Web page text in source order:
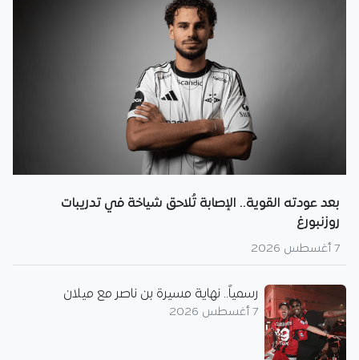
بعد عودته القوية.. الإصابة تُلاحق شياخة في تدريبات
روزنبورغ
7 أغسطس 2026
رسمياً.. نهاية مسيرة بن ناصر مع ميلان
7 أغسطس 2026